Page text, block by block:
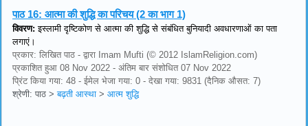
पाठ 16: आत्मा की शुद्धि का परिचय (2 का भाग 1)
विवरण: इस्लामी दृष्टिकोण से आत्मा की शुद्धि से संबंधित बुनियादी अवधारणाओं का पता
लगाएं।
प्रकार: लिखित पाठ - द्वारा Imam Mufti (© 2012 IslamReligion.com)
प्रकाशित हुआ 08 Nov 2022 - अंतिम बार संशोधित 07 Nov 2022
प्रिंट किया गया: 48 - ईमेल भेजा गया: 0 - देखा गया: 9831 (दैनिक औसत: 7)
श्रेणी: पाठ >बढ़ती आस्था > आत्म शुद्धि